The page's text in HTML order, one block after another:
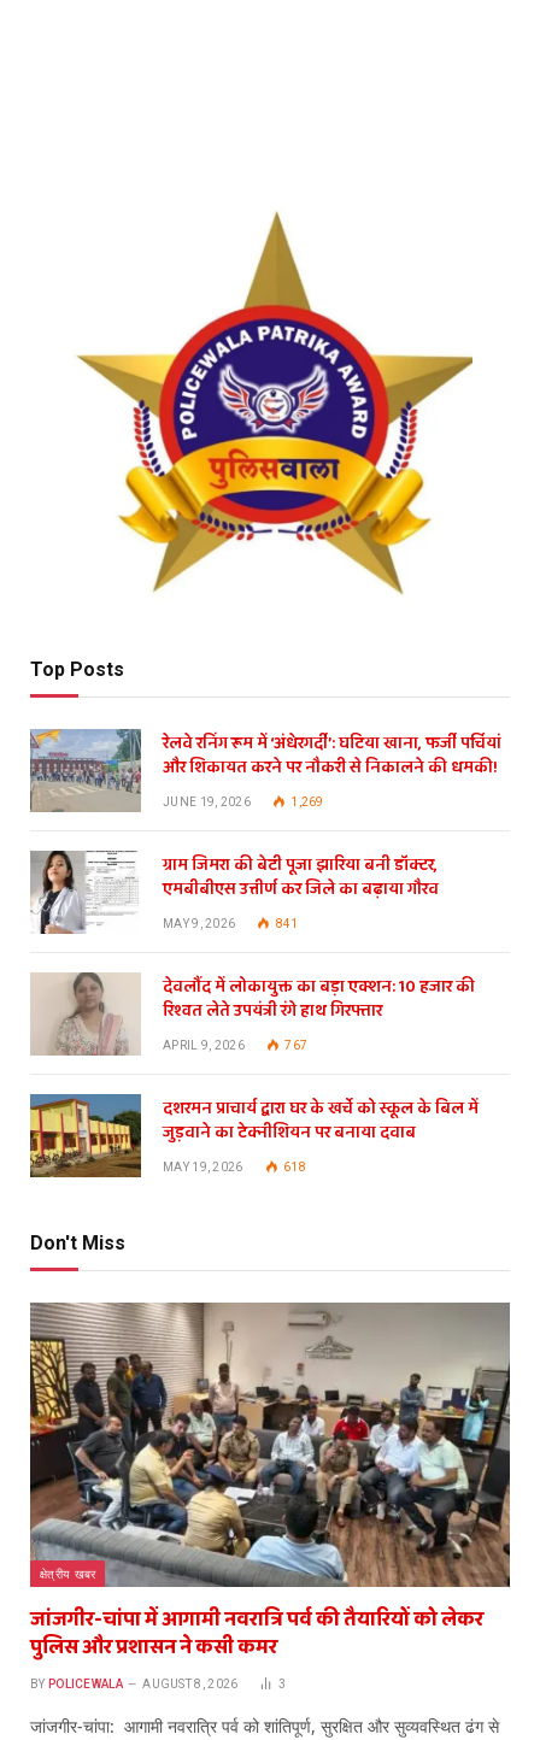
Top Posts
रेलवे रनिंग रूम में ‘अंधेरगर्दी’: घटिया खाना, फर्जी पर्चियां
और शिकायत करने पर नौकरी से निकालने की धमकी!
JUNE 19, 2026 1,269
ग्राम जिमरा की बेटी पूजा झारिया बनी डॉक्टर,
एमबीबीएस उत्तीर्ण कर जिले का बढ़ाया गौरव
MAY 9, 2026 841
देवलौंद में लोकायुक्त का बड़ा एक्शन: 10 हजार की
रिश्वत लेते उपयंत्री रंगे हाथ गिरफ्तार
APRIL 9, 2026 767
दशरमन प्राचार्य द्वारा घर के खर्चे को स्कूल के बिल में
जुड़वाने का टेक्नीशियन पर बनाया दवाब
MAY 19, 2026 618
Don't Miss
क्षेत्रीय खबर
जांजगीर-चांपा में आगामी नवरात्रि पर्व की तैयारियों को लेकर
पुलिस और प्रशासन ने कसी कमर
BY POLICEWALA AUGUST 8, 2026 3
​जांजगीर-चांपा: आगामी नवरात्रि पर्व को शांतिपूर्ण, सुरक्षित और सुव्यवस्थित ढंग से